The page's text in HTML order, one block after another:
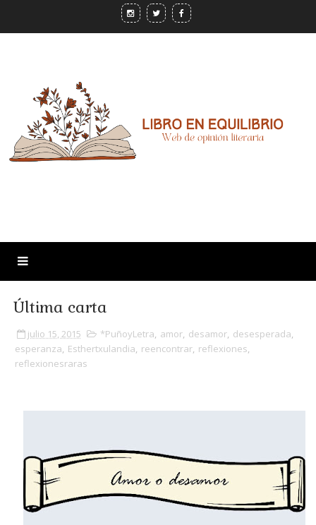
Última carta
julio 15, 2015 *PuñoyLetra, amor, desamor, desesperada,
esperanza, Esthertxulandia, reencontrar, reflexiones,
reflexionesraras